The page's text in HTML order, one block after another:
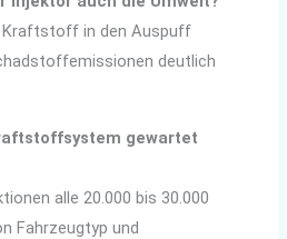
Kraftstoff in den Auspuff
deutlich
gewartet
alle 20.000 bis 30.000
Fahrzeugtyp und